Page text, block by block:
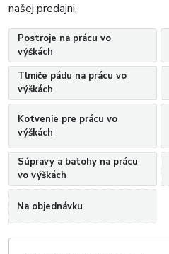
našej predajni.
Postroje na prácu vo
výškách
Tlmiče pádu na prácu vo
výškách
Kotvenie pre prácu vo
výškách
Súpravy a batohy na prácu
vo výškách
Na objednávku